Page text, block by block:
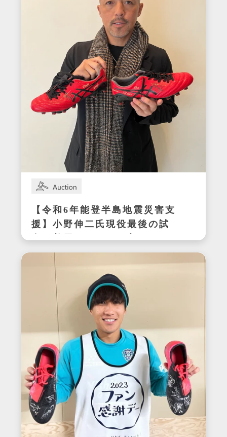
【令和6年能登半島地震災害支
援】小野伸二氏現役最後の試
合で着用したサイン入りスパ
イク